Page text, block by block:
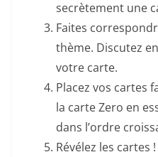
secrètement une
Faites
thème. Discutez
votre carte.
Placez vos cartes
la carte Zero en
dans l’ordre
Révélez les cartes